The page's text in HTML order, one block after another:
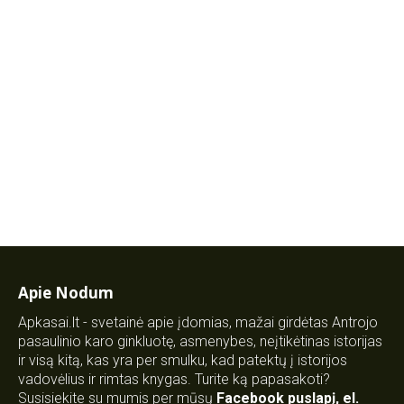
Apie Nodum
Apkasai.lt - svetainė apie įdomias, mažai girdėtas Antrojo
pasaulinio karo ginkluotę, asmenybes, neįtikėtinas istorijas
ir visą kitą, kas yra per smulku, kad patektų į istorijos
vadovėlius ir rimtas knygas. Turite ką papasakoti?
Susisiekite su mumis per mūsų Facebook puslapį, el.